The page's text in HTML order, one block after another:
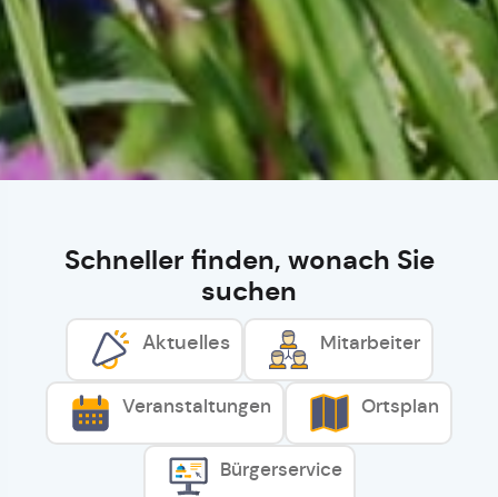
Schneller finden, wonach Sie
suchen
Aktuelles Mitarbeiter
Veranstaltungen Ortsplan
Bürgerservice